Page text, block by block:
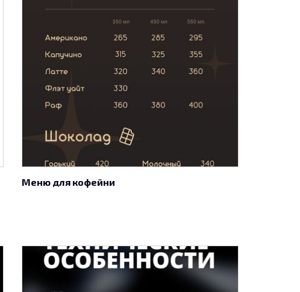
Меню для кофейни